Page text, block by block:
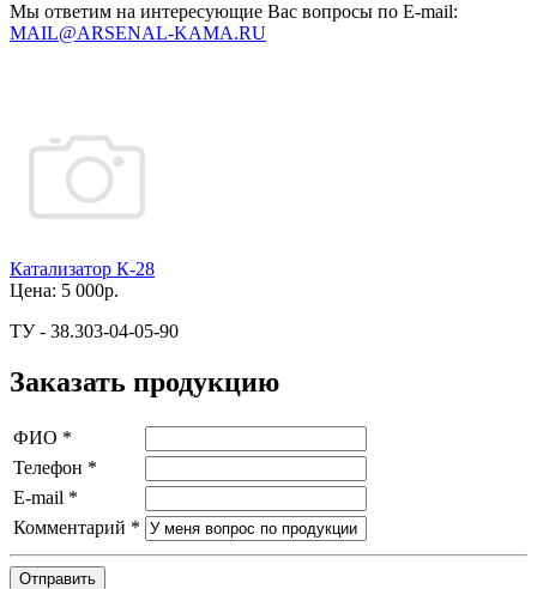
Мы ответим на интересующие Вас вопросы по E-mail:
MAIL@ARSENAL-KAMA.RU
Катализатор К-28
Цена: 5 000р.
ТУ - 38.303-04-05-90
Заказать продукцию
ФИО *
Телефон *
E-mail *
Комментарий *
Отправить